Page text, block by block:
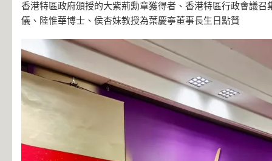
香港特區政府頒授的大紫荊勳章獲得者、香港特區行政會議召
儀、陸惟華博士、侯杏妹教授為葉慶寧董事長生日點贊